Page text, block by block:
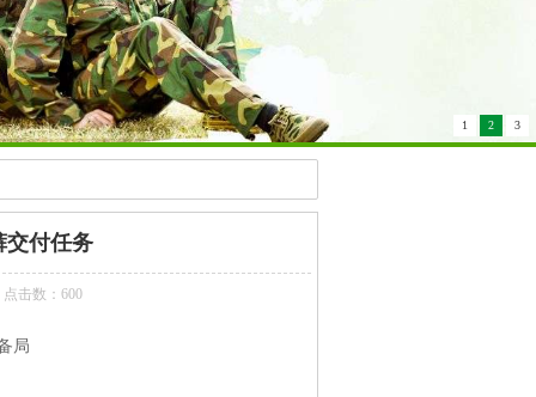
1 2 3
交付任务
点击数：600
局